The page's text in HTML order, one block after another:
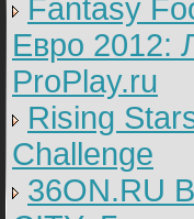
Fantasy
Евро 2012:
ProPlay.ru
Rising
Challenge
36ON.RU